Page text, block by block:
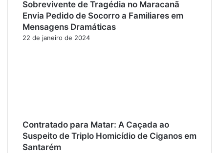
Sobrevivente de Tragédia no Maracanã
Envia Pedido de Socorro a Familiares em
Mensagens Dramáticas
22 de janeiro de 2024
Contratado para Matar: A Caçada ao
Suspeito de Triplo Homicídio de Ciganos em
Santarém